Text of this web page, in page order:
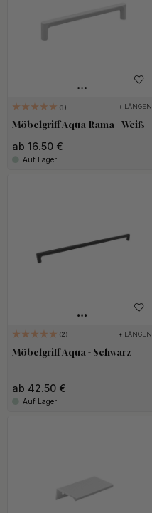
1 + LÄNGEN
Möbelgriff Aqua-Rama - Weiß
ab 16.50 €
Auf Lager
2 + LÄNGEN
Möbelgriff Aqua - Schwarz
ab 42.50 €
Auf Lager